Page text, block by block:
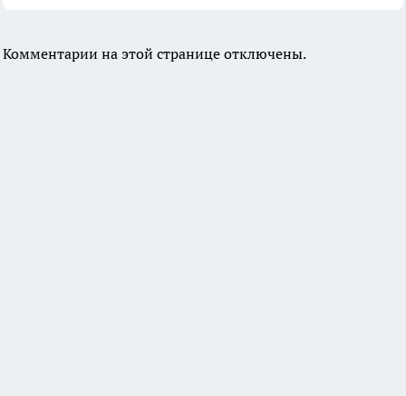
Комментарии на этой странице отключены.